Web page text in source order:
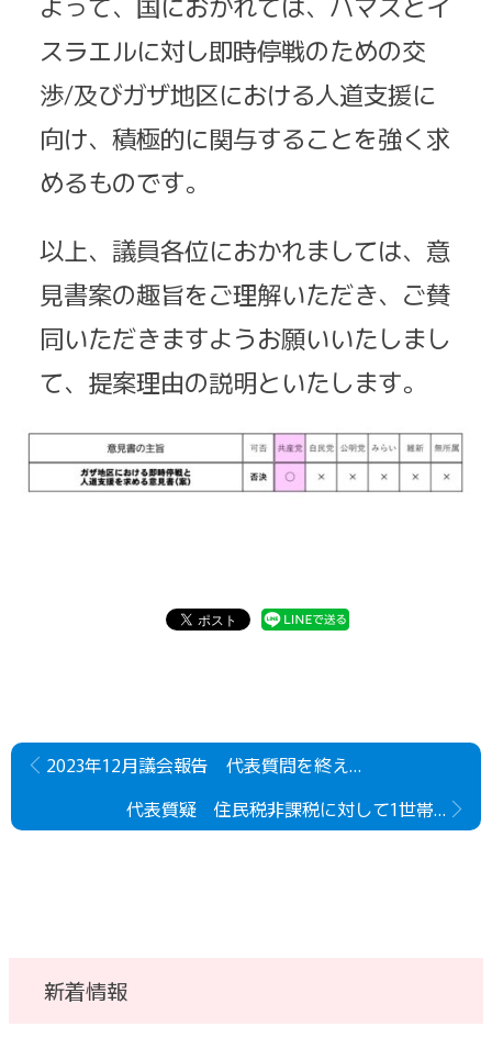
スラエルに対し即時停戦のための交
渉/及びガザ地区における人道支援に
向け、積極的に関与することを強く求
めるものです。
以上、議員各位におかれましては、意
見書案の趣旨をご理解いただき、ご賛
同いただきますようお願いいたしまし
て、提案理由の説明といたします。
2023年12月議会報告 代表質問を終えて(井口まみ)
代表質疑 住民税非課税に対して1世帯あた
新着情報